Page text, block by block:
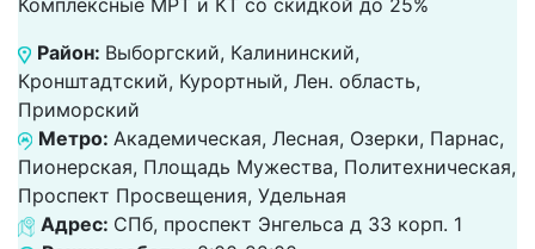
Комплексные МРТ и КТ со скидкой до 25%
Район: Выборгский, Калининский,
Кронштадтский, Курортный, Лен. область,
Приморский
Метро: Академическая, Лесная, Озерки, Парнас,
Пионерская, Площадь Мужества, Политехническая,
Проспект Просвещения, Удельная
Адрес: СПб, проспект Энгельса д 33 корп. 1